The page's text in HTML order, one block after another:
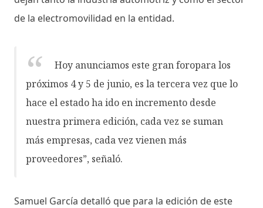
de la electromovilidad en la entidad.
Hoy anunciamos este gran foropara los
próximos 4 y 5 de junio, es la tercera vez que lo
hace el estado ha ido en incremento desde
nuestra primera edición, cada vez se suman
más empresas, cada vez vienen más
proveedores”, señaló.
Samuel García detalló que para la edición de este